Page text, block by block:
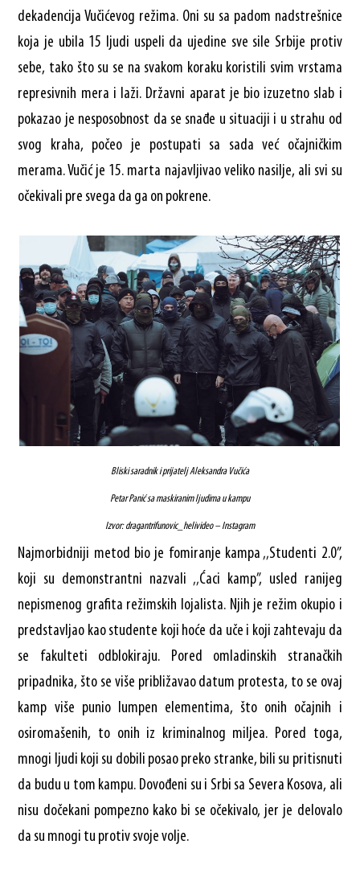
dekadencija Vučićevog režima. Oni su sa padom nadstrešnice
koja je ubila 15 ljudi uspeli da ujedine sve sile Srbije protiv
sebe, tako što su se na svakom koraku koristili svim vrstama
represivnih mera i laži. Državni aparat je bio izuzetno slab i
pokazao je nesposobnost da se snađe u situaciji i u strahu od
svog kraha, počeo je postupati sa sada već očajničkim
merama. Vučić je 15. marta najavljivao veliko nasilje, ali svi su
očekivali pre svega da ga on pokrene.
Bliski saradnik i prijatelj Aleksandra Vučića
Petar Panić sa maskiranim ljudima u kampu
Izvor: dragantrifunovic_helivideo – Instagram
Najmorbidniji metod bio je fomiranje kampa ‚‚Studenti 2.0”,
koji su demonstrantni nazvali ‚‚Ćaci kamp”, usled ranijeg
nepismenog grafita režimskih lojalista. Njih je režim okupio i
predstavljao kao studente koji hoće da uče i koji zahtevaju da
se fakulteti odblokiraju. Pored omladinskih stranačkih
pripadnika, što se više približavao datum protesta, to se ovaj
kamp više punio lumpen elementima, što onih očajnih i
osiromašenih, to onih iz kriminalnog miljea. Pored toga,
mnogi ljudi koji su dobili posao preko stranke, bili su pritisnuti
da budu u tom kampu. Dovođeni su i Srbi sa Severa Kosova, ali
nisu dočekani pompezno kako bi se očekivalo, jer je delovalo
da su mnogi tu protiv svoje volje.